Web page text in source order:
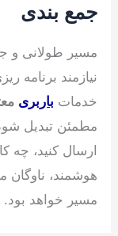
جمع بندی
مسیر طولانی و
نیازمند برنامه
خدمات باربری
مطمئن تبدیل
ارسال کنید، چه
هوشمند، ناوگان
مسیر خواهد بود.